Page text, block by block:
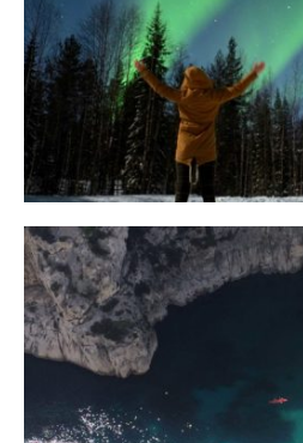
10 Tipps für eine
auf
31. JANUAR
Ein Campervan